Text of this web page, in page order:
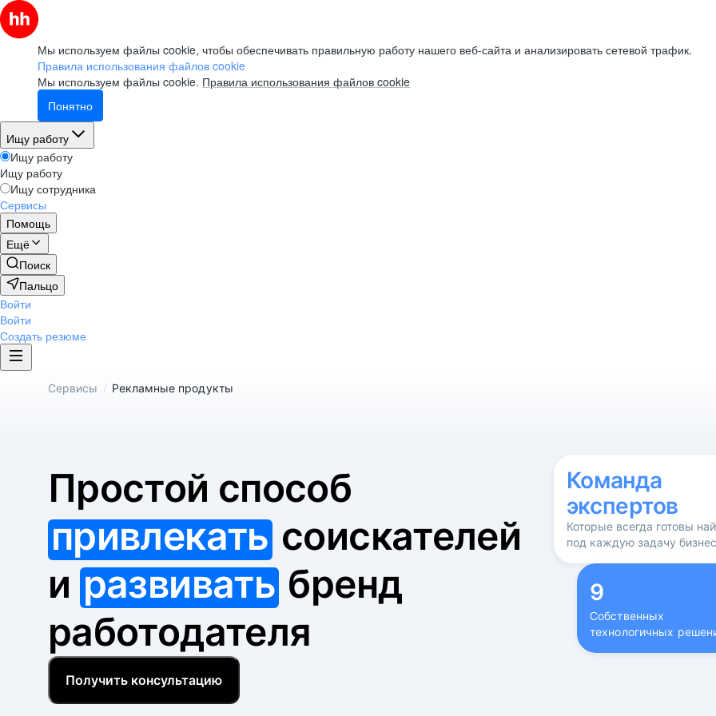
Мы используем файлы cookie, чтобы обеспечивать правильную работу нашего веб-сайта и анализировать сетевой трафик.
Правила использования файлов cookie
Мы используем файлы cookie. Правила использования файлов cookie
Понятно
Ищу работу
Ищу работу
Ищу работу
Ищу сотрудника
Сервисы
Помощь
Ещё
Поиск
Пальцо
Войти
Войти
Создать резюме
Сервисы / Рекламные продукты
Простой способ
привлекатьсоискателей
и развивать бренд
работодателя
Получить консультацию
Команда
экспертов
Которые всегда готовы
под каждую задачу
9
Собственных
технологичных